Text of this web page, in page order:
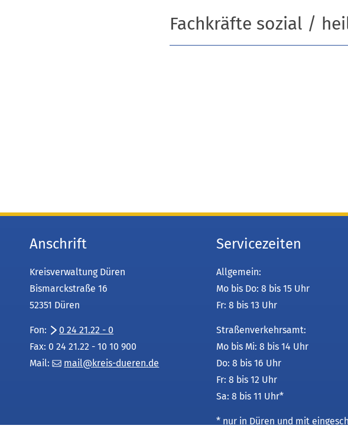
Fachkräfte sozial /
Anschrift
Kreisverwaltung Düren
Bismarckstraße 16
52351 Düren
Fon:
0 24 21.22 - 0
Fax: 0 24 21.22 - 10 10 900
Mail:
mail kreis-dueren de
Servicezeiten
Allgemein:
Mo bis Do: 8 bis 15 Uhr
Fr: 8 bis 13 Uhr
Straßenverkehrsamt:
Mo bis Mi: 8 bis 14 Uhr
Do: 8 bis 16 Uhr
Fr: 8 bis 12 Uhr
Sa: 8 bis 11 Uhr*
* nur in Düren und mit